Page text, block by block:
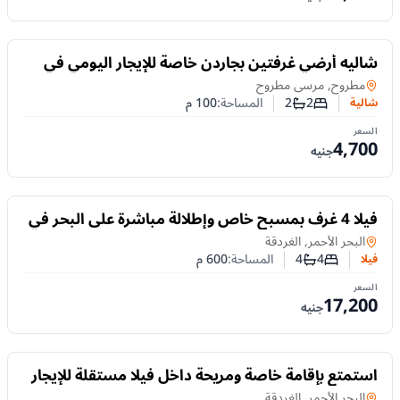
للايجار
شاليه أرضي غرفتين بجاردن خاصة للإيجار اليومي في
لونج آيلاند – مرسى مطروح
شاليةفي
مطروح, مرسى مطروح
شالية عدد غرف النوم
2عدد الحمامات
2 المساحة:100م
السعر
4,700جنيه
للايجار فيلا 4 غرف بمسبح خاص وإطلالة مباشرة على البحر في
الممشى السياحي – الغردقة
فيلافي
البحر الأحمر, الغردقة
فيلا عدد غرف النوم
4عدد الحمامات
4 المساحة:600م
السعر
17,200جنيه
للايجار
استمتع بإقامة خاصة ومريحة داخل فيلا مستقلة للإيجار